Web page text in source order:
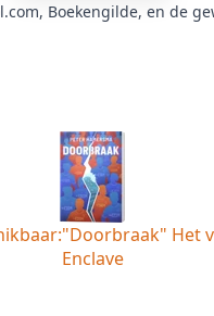
, Boekengilde, en de
"Doorbraak" Het
Enclave